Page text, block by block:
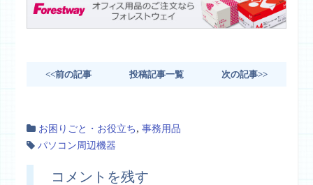
<<前の記事 投稿記事一覧 次の記事>>
お困りごと・お役立ち,事務用品
パソコン周辺機器
コメントを残す